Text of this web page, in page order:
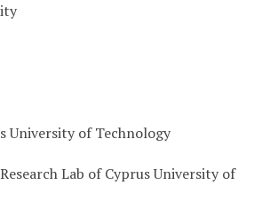
University of Technology
Lab of Cyprus University of